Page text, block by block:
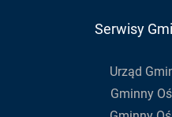
Serwisy
Urząd
Gminny